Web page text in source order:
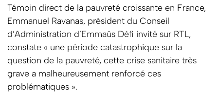
Témoin direct de la pauvreté croissante en France,
Emmanuel Ravanas, président du Conseil
d’Administration d’Emmaüs Défi invité sur RTL,
constate « une période catastrophique sur la
question de la pauvreté, cette crise sanitaire très
grave a malheureusement renforcé ces
problématiques ».